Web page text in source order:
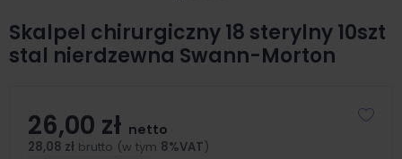
Skalpel chirurgiczny 18 sterylny 10szt
stal nierdzewna Swann-Morton
26,00 zł netto
28,08 zł brutto (w tym 8%VAT)